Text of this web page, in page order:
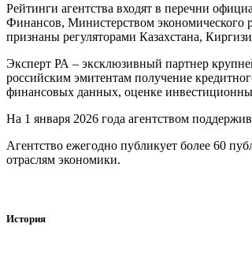
Рейтинги агентства входят в перечни
Финансов, Министерством экономического
признаны регуляторами Казахстана,
Эксперт РА – эксклюзивный партнер
российским эмитентам получение
финансовых данных, оценке
На 1 января 2026 года агентством
Агентство ежегодно публикует более 60
отраслям экономики.
История